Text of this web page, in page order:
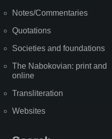
Notes/Commentaries
Quotations
Societies and foundations
The Nabokovian: print and
online
Transliteration
Websites